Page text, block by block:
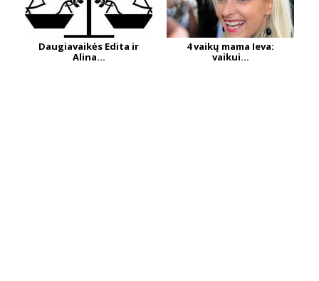
Daugiavaikės Edita ir
Alina...
4 vaikų mama Ieva:
vaikui...